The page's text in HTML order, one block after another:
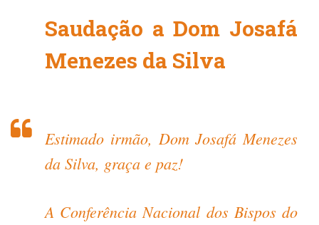
Saudação a Dom Josafá
Menezes da Silva
Estimado irmão, Dom Josafá Menezes
da Silva, graça e paz!
A Conferência Nacional dos Bispos do